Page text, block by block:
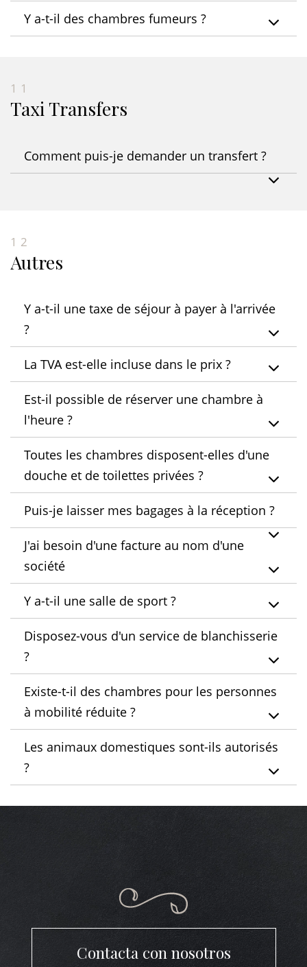
Y a-t-il des chambres fumeurs ?
11
Taxi Transfers
Comment puis-je demander un transfert ?
12
Autres
Y a-t-il une taxe de séjour à payer à l'arrivée
?
La TVA est-elle incluse dans le prix ?
Est-il possible de réserver une chambre à
l'heure ?
Toutes les chambres disposent-elles d'une
douche et de toilettes privées ?
Puis-je laisser mes bagages à la réception ?
J'ai besoin d'une facture au nom d'une
société
Y a-t-il une salle de sport ?
Disposez-vous d'un service de blanchisserie
?
Existe-t-il des chambres pour les personnes
à mobilité réduite ?
Les animaux domestiques sont-ils autorisés
?
Contacta con nosotros